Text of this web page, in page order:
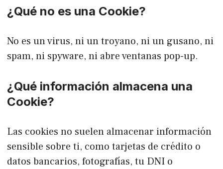
¿Qué no es una Cookie?
No es un virus, ni un troyano, ni un gusano, ni
spam, ni spyware, ni abre ventanas pop-up.
¿Qué información almacena una
Cookie?
Las cookies no suelen almacenar información
sensible sobre ti, como tarjetas de crédito o
datos bancarios, fotografías, tu DNI o